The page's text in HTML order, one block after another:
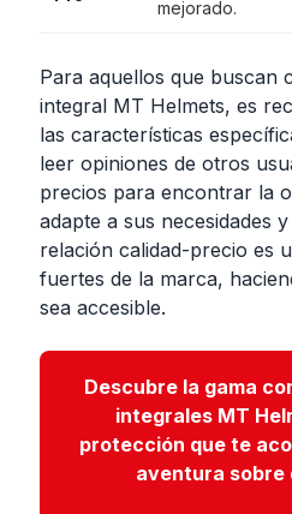
mejorado.
Para aquellos que buscan
integral MT Helmets, es
las características
leer opiniones de otros
precios para encontrar la
adapte a sus necesidades
relación calidad-precio es
fuertes de la marca,
sea accesible.
Descubre la gama
integrales MT
protección que te
aventura sobre